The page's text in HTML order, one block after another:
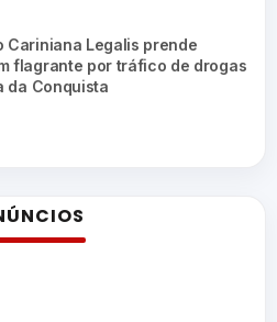
Cariniana Legalis prende
flagrante por tráfico de drogas
da Conquista